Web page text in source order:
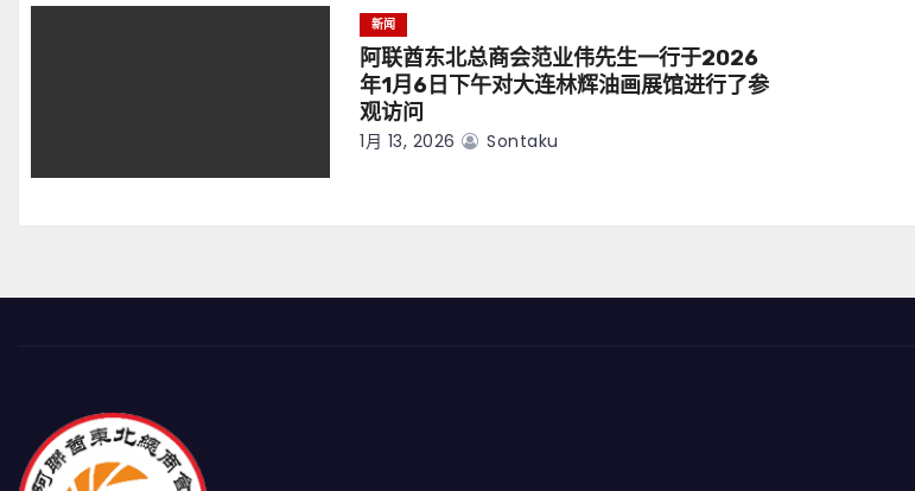
新闻
阿联酋东北总商会范业伟先生一行于2026
年1月6日下午对大连林辉油画展馆进行了参
观访问
1月 13, 2026 Sontaku